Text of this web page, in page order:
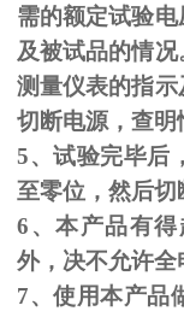
需的额定试验
及被试品的情
测量仪表的指示
切断电源，查明
5、试验完毕后
至零位，然后切
6、本产品有
外，决不允许全
7、使用本产品